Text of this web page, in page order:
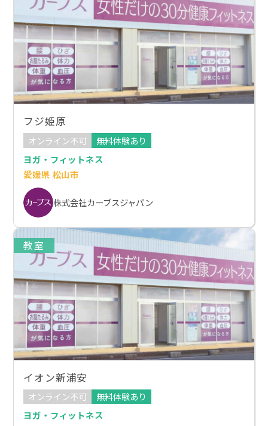
フジ姫原
オンライン不可
無料体験あり
ヨガ・フィットネス
愛媛県 松山市
株式会社カーブスジャパン
教室
イオン新浦安
オンライン不可
無料体験あり
ヨガ・フィットネス